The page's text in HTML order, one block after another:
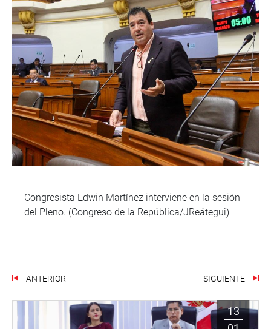
Congresista Edwin Martínez interviene en la sesión
del Pleno. (Congreso de la República/JReátegui)
ANTERIOR SIGUIENTE
13